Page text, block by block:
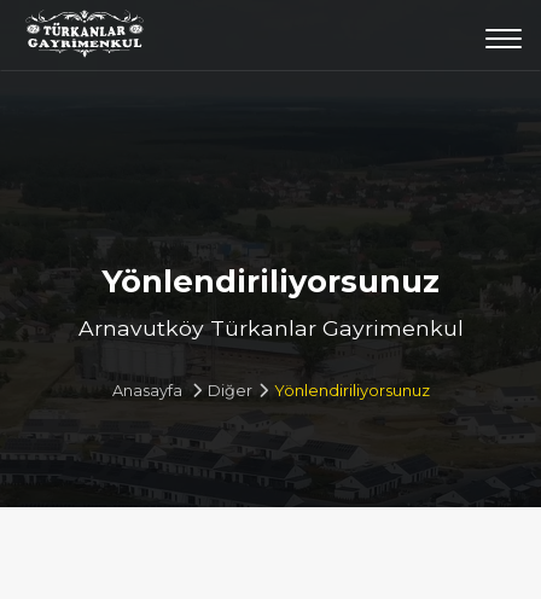
Yönlendiriliyorsunuz
Arnavutköy Türkanlar Gayrimenkul
Anasayfa Diğer Yönlendiriliyorsunuz